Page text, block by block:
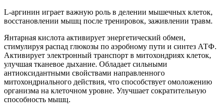
L-аргинин играет важную роль в делении мышечных клеток,
восстановлении мышц после тренировок, заживлении травм.
Янтарная кислота активирует энергетический обмен,
стимулируя распад глюкозы по аэробному пути и синтез АТФ.
Активирует электронный транспорт в митохондриях клеток,
улучшая тканевое дыхание. Обладает сильными
антиоксидантными свойствами направленного
митохондриального действия, что способствует омоложению
организма на клеточном уровне. Улучшает сократительную
способность мышц.